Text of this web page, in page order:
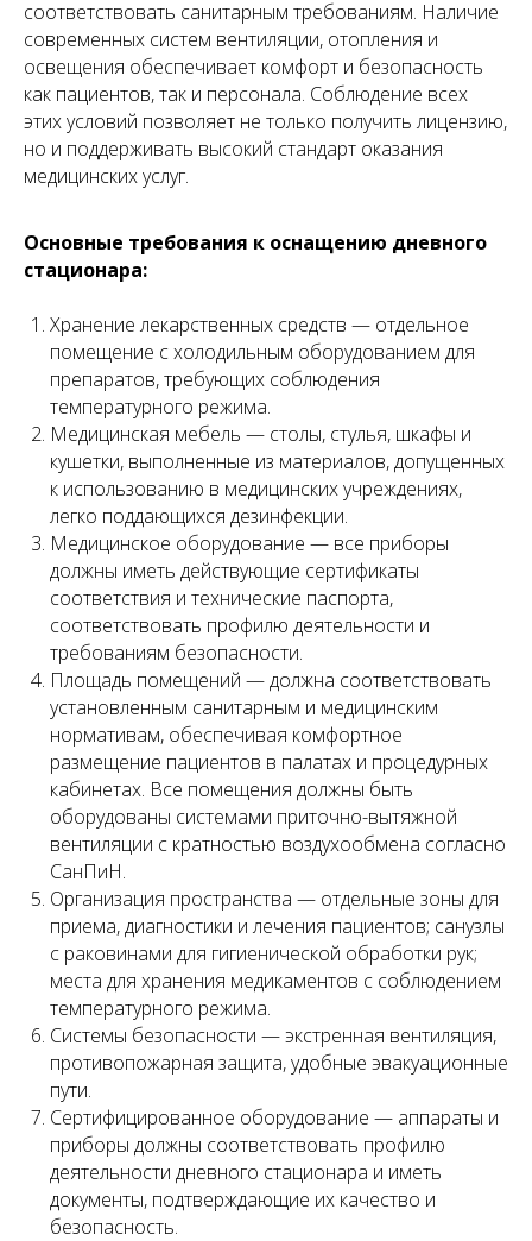
соответствовать санитарным требованиям. Наличие
современных систем вентиляции, отопления и
освещения обеспечивает комфорт и безопасность
как пациентов, так и персонала. Соблюдение всех
этих условий позволяет не только получить лицензию,
но и поддерживать высокий стандарт оказания
медицинских услуг.
Основные требования к оснащению дневного
стационара:
Хранение лекарственных средств — отдельное
помещение с холодильным оборудованием для
препаратов, требующих соблюдения
температурного режима.
Медицинская мебель — столы, стулья, шкафы и
кушетки, выполненные из материалов, допущенных
к использованию в медицинских учреждениях,
легко поддающихся дезинфекции.
Медицинское оборудование — все приборы
должны иметь действующие сертификаты
соответствия и технические паспорта,
соответствовать профилю деятельности и
требованиям безопасности.
Площадь помещений — должна соответствовать
установленным санитарным и медицинским
нормативам, обеспечивая комфортное
размещение пациентов в палатах и процедурных
кабинетах. Все помещения должны быть
оборудованы системами приточно-вытяжной
вентиляции с кратностью воздухообмена согласно
СанПиН.
Организация пространства — отдельные зоны для
приема, диагностики и лечения пациентов; санузлы
с раковинами для гигиенической обработки рук;
места для хранения медикаментов с соблюдением
температурного режима.
Системы безопасности — экстренная вентиляция,
противопожарная защита, удобные эвакуационные
пути.
Сертифицированное оборудование — аппараты и
приборы должны соответствовать профилю
деятельности дневного стационара и иметь
документы, подтверждающие их качество и
безопасность.
Матвеева Евгения
Александровна
Младший юрист
Младший юрист
Юрист
Левин Артемий
Мирзоева Маги
Робертовна
Помощник юриста
Свяжитесь с нами по телефону или просто
оставьте заявку — мы перезвоним вам в
ближайшее время
Запишитесь
на консультацию
Онлайн
консультация
+7 (495) 188-17-82